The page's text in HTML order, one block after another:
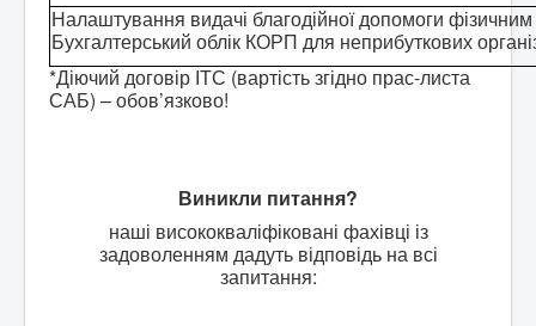
ПИТАННЯ ТА ВІДПОВІДІ "Кадровий облік,
нарахування та виплата зарплати для НПО "
Налаштування видачі благодійної допомоги
Бухгалтерський облік КОРП для неприбуткових
*Діючий договір ІТС (вартість згідно прас-листа
САБ) – обов’язково!
Виникли питання?
наші висококваліфіковані фахівці із
задоволенням дадуть відповідь на всі
запитання: